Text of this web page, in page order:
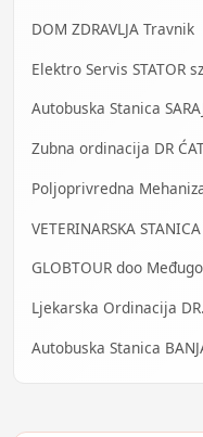
DOM ZDRAVLJA Travnik
Elektro Servis STATOR
Autobuska Stanica
Zubna ordinacija DR
Poljoprivredna
VETERINARSKA
GLOBTOUR doo
Ljekarska Ordinacija
Autobuska Stanica